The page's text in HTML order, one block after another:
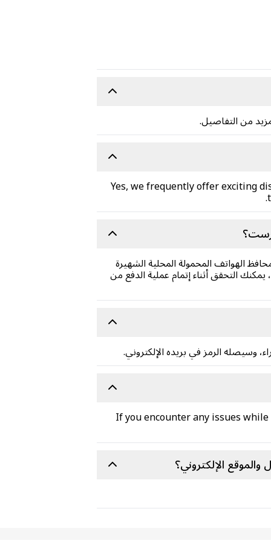
Yes, we frequently offer exciting
الهواتف المحمولة المحلية الشهيرة
التحقق أثناء إتمام عملية الدفع من
If you encounter any issues
الإلكتروني؟